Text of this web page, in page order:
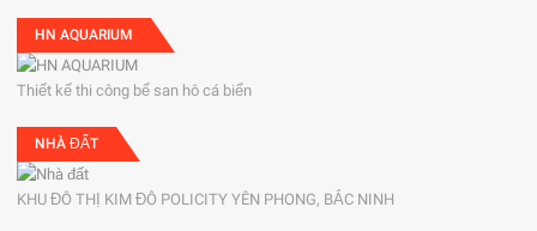
HN AQUARIUM
Thiết kế thi công bể san hô cá biển
NHÀ ĐẤT
KHU ĐÔ THỊ KIM ĐÔ POLICITY YÊN PHONG, BẮC NINH